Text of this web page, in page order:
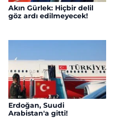
Akın Gürlek: Hiçbir delil
göz ardı edilmeyecek!
Erdoğan, Suudi
Arabistan'a gitti!